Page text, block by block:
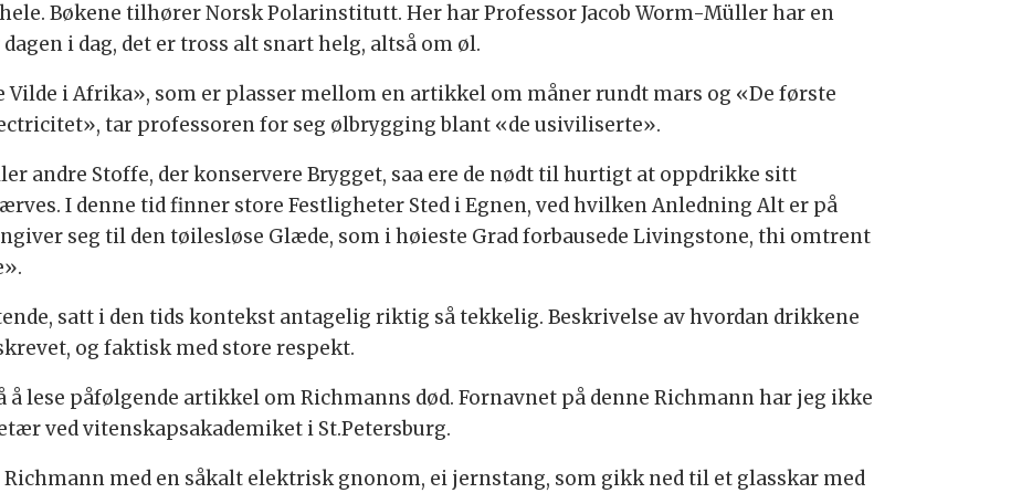
Bøkene tilhører Norsk Polarinstitutt. Her har Professor Jacob Worm-Müller har en
i dag, det er tross alt snart helg, altså om øl.
i Afrika», som er plasser mellom en artikkel om måner rundt mars og «De første
tar professoren for seg ølbrygging blant «de usiviliserte».
andre Stoffe, der konservere Brygget, saa ere de nødt til hurtigt at oppdrikke sitt
I denne tid finner store Festligheter Sted i Egnen, ved hvilken Anledning Alt er på
seg til den tøilesløse Glæde, som i høieste Grad forbausede Livingstone, thi omtrent
satt i den tids kontekst antagelig riktig så tekkelig. Beskrivelse av hvordan drikkene
og faktisk med store respekt.
å lese påfølgende artikkel om Richmanns død. Fornavnet på denne Richmann har jeg ikke
ved vitenskapsakademiket i St.Petersburg.
Richmann med en såkalt elektrisk gnonom, ei jernstang, som gikk ned til et glasskar med